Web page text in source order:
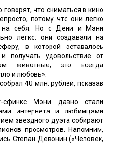
говорят, что сниматься в кино
потому что они легко
на себя. Но с Дени и Мэни
легко: они создавали на
в которой оставалось
получать удовольствие от
животные, это всегда
и любовь».
40 млн. рублей, показав
Мэни давно стали
интернета и любимцами
звездного дуэта собирают
просмотров. Напомним,
Степан Девонин («Человек,